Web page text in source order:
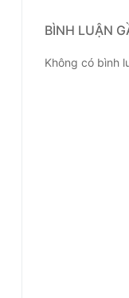
BÌNH LUẬN
Không có bình